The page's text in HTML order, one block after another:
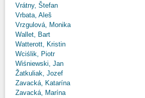
Vrátny, Štefan
Vrbata, Aleš
Vrzgulová, Monika
Wallet, Bart
Watterott, Kristin
Wciślik, Piotr
Wiśniewski, Jan
Žatkuliak, Jozef
Zavacká, Katarína
Zavacká, Marína